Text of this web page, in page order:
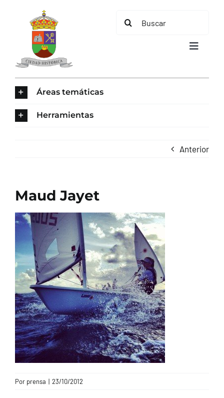
contenido
Buscar:
Toggle
CONTACTO
Áreas temáticas
Herramientas
Anterior
Maud Jayet
Por prensa | 23/10/2012